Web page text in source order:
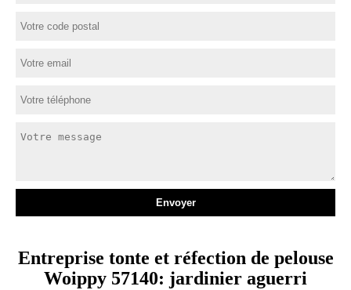
Entreprise tonte et réfection de pelouse
Woippy 57140: jardinier aguerri